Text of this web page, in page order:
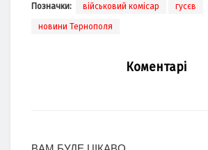
Позначки: військовий комісар гусєв
новини Тернополя
Коментарі